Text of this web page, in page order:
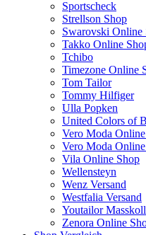
Sportscheck
Strellson Shop
Swarovski Online
Takko Online
Tchibo
Timezone Online
Tom Tailor
Tommy Hilfiger
Ulla Popken
United Colors of
Vero Moda
Vero Moda
Vila Online Shop
Wellensteyn
Wenz Versand
Westfalia Versand
Youtailor
Zenora Online